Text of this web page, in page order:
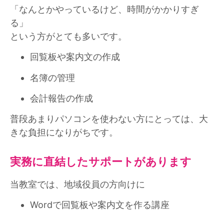
「なんとかやっているけど、時間がかかりすぎ
る」
という方がとても多いです。
回覧板や案内文の作成
名簿の管理
会計報告の作成
普段あまりパソコンを使わない方にとっては、大
きな負担になりがちです。
実務に直結したサポートがあります
当教室では、地域役員の方向けに
Wordで回覧板や案内文を作る講座